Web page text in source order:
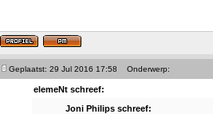
Geplaatst: 29 Jul 2016 17:58
Onderwerp:
elemeNt schreef:
Joni Philips schreef: